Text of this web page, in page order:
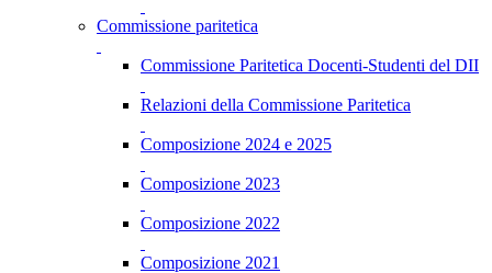
Commissione paritetica
Commissione Paritetica Docenti-Studenti del DII
Relazioni della Commissione Paritetica
Composizione 2024 e 2025
Composizione 2023
Composizione 2022
Composizione 2021